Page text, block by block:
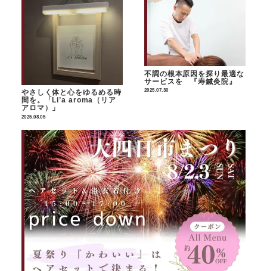
やさしく体と心をゆるめる時
間を。「Li’a aroma（リア
アロマ）」
2025.08.05
不調の根本原因を探り最適な
サービスを 『寿鍼灸院』
2025.07.30